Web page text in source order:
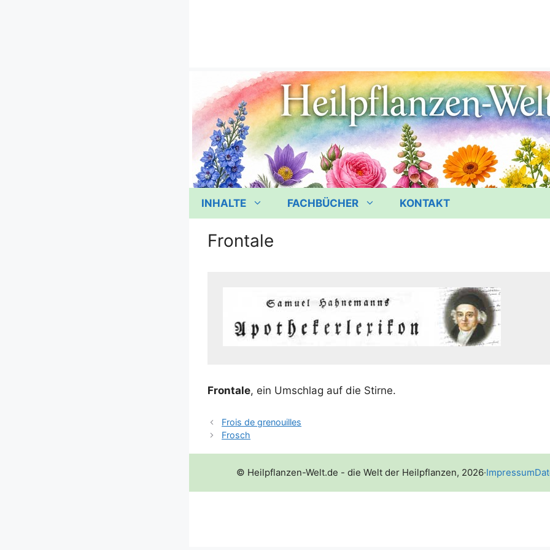
INHALTE FACHBÜCHER KONTAKT
Frontale
Fron­ta­le, ein Umschlag auf die Stirne.
Frois de grenouilles
Frosch
© Heilpflanzen-Welt.de - die Welt der Heilpflanzen, 2026·Impressum